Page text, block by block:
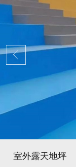
室外露天地坪